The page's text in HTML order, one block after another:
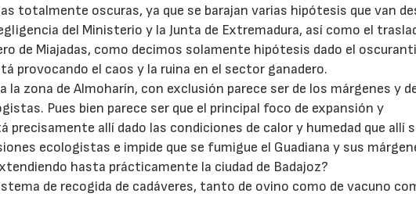
totalmente oscuras, ya que se barajan varias hipótesis que van
del Ministerio y la Junta de Extremadura, así como el
de Miajadas, como decimos solamente hipótesis dado el
provocando el caos y la ruina en el sector ganadero.
zona de Almoharín, con exclusión parece ser de los márgenes y
Pues bien parece ser que el principal foco de expansión y
allí dado las condiciones de calor y humedad que allí
ecologistas e impide que se fumigue el Guadiana y sus
hasta prácticamente la ciudad de Badajoz?
de recogida de cadáveres, tanto de ovino como de vacuno